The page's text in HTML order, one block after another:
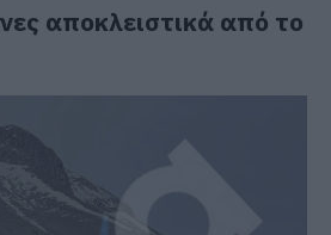
αποκλειστικά από το